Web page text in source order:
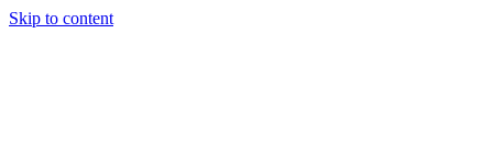
Skip to content